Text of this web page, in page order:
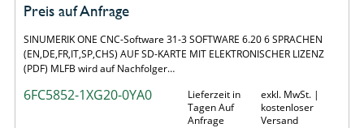
Preis auf Anfrage
SINUMERIK ONE CNC-Software 31-3 SOFTWARE 6.20 6 SPRACHEN
(EN,DE,FR,IT,SP,CHS) AUF SD-KARTE MIT ELEKTRONISCHER LIZENZ
(PDF) MLFB wird auf Nachfolger…
6FC5852-1XG20-0YA0
Lieferzeit in
Tagen Auf
Anfrage
exkl. MwSt. |
kostenloser
Versand